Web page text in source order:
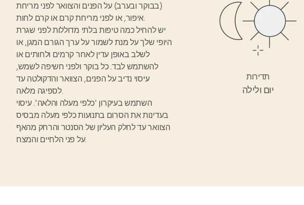
(בבוקר ובערב) על הפנים והצוואר לפני מריחת
איפור, או לפני מריחת קרם או קרם לחות.
יש להחיל כמה טיפות בלתי מדוללות לפני שגרת
היופי שלך על מנת לשמור על ערך הגורם המגן, או
לשלב באופן עדין לאחר קרמים ולחותים או
להשתמש לבד. כל בוקר ולפני חשיפה לשמש,
עיסוי נדיב על הפנים, הצוואר והדקולטה עד
לספיגה מלאה.
השתמש בעיקרון 'כלפי מעלה והלאה'. עיסוי
בעדינות את הסרום בתנועות כלפי מעלה מבסיס
הצוואר עד לחלק העליון של הסנטר והרחק מהאף
על פני הלחיים והמצח.
תדירות
יום ולילה